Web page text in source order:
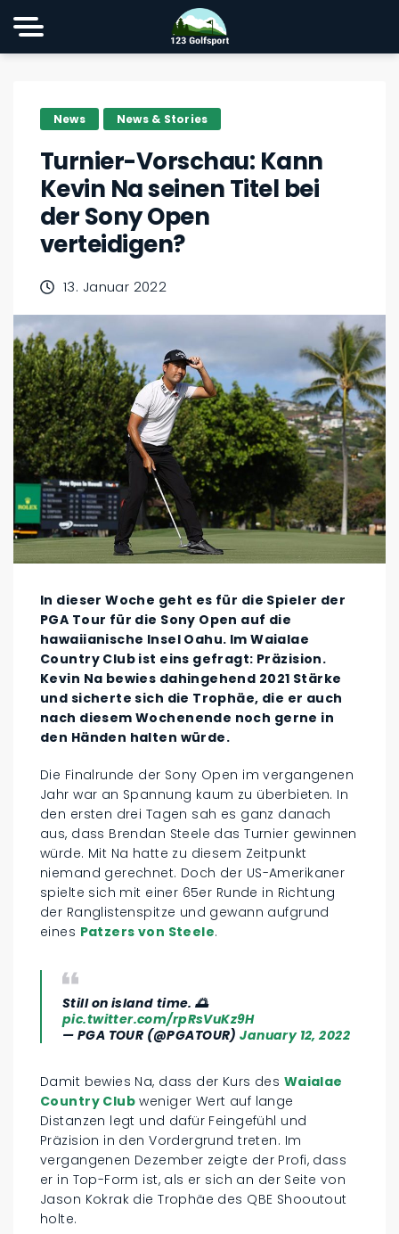
News News & Stories
Turnier-Vorschau: Kann
Kevin Na seinen Titel bei
der Sony Open
verteidigen?
13. Januar 2022
In dieser Woche geht es für die Spieler der
PGA Tour für die Sony Open auf die
hawaiianische Insel Oahu. Im Waialae
Country Club ist eins gefragt: Präzision.
Kevin Na bewies dahingehend 2021 Stärke
und sicherte sich die Trophäe, die er auch
nach diesem Wochenende noch gerne in
den Händen halten würde.
Die Finalrunde der Sony Open im vergangenen
Jahr war an Spannung kaum zu überbieten. In
den ersten drei Tagen sah es ganz danach
aus, dass Brendan Steele das Turnier gewinnen
würde. Mit Na hatte zu diesem Zeitpunkt
niemand gerechnet. Doch der US-Amerikaner
spielte sich mit einer 65er Runde in Richtung
der Ranglistenspitze und gewann aufgrund
eines Patzers von Steele.
Still on island time. 🌅
pic.twitter.com/rpRsVuKz9H
— PGA TOUR (@PGATOUR)January 12, 2022
Damit bewies Na, dass der Kurs des Waialae
Country Club weniger Wert auf lange
Distanzen legt und dafür Feingefühl und
Präzision in den Vordergrund treten. Im
vergangenen Dezember zeigte der Profi, dass
er in Top-Form ist, als er sich an der Seite von
Jason Kokrak die Trophäe des QBE Shooutout
holte.